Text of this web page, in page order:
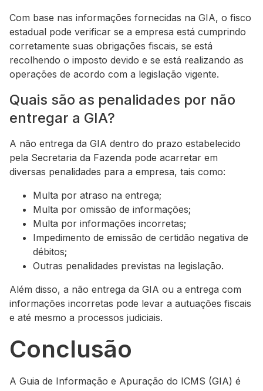
Com base nas informações fornecidas na GIA, o fisco
estadual pode verificar se a empresa está cumprindo
corretamente suas obrigações fiscais, se está
recolhendo o imposto devido e se está realizando as
operações de acordo com a legislação vigente.
Quais são as penalidades por não
entregar a GIA?
A não entrega da GIA dentro do prazo estabelecido
pela Secretaria da Fazenda pode acarretar em
diversas penalidades para a empresa, tais como:
Multa por atraso na entrega;
Multa por omissão de informações;
Multa por informações incorretas;
Impedimento de emissão de certidão negativa de
débitos;
Outras penalidades previstas na legislação.
Além disso, a não entrega da GIA ou a entrega com
informações incorretas pode levar a autuações fiscais
e até mesmo a processos judiciais.
Conclusão
A Guia de Informação e Apuração do ICMS (GIA) é